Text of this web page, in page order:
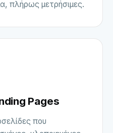
πλήρως μετρήσιμες.
Pages
που